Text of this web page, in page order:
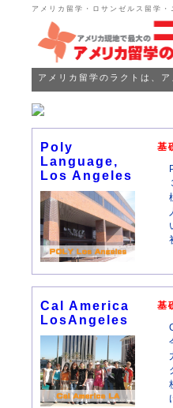
アメリカ留学・ロサンゼルス留学
アメリカ留学のラクトは、
Poly
Language,
Los Angeles
基
Cal America
LosAngeles
基